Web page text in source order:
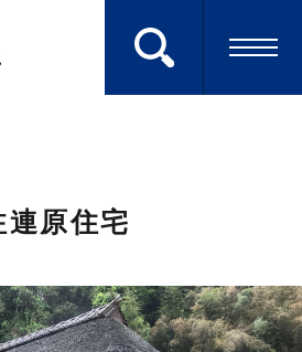
を検索する
トラに参加
Extra
連原住宅